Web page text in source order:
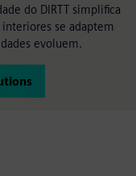
do DIRTT simplifica
se adaptem
evoluem.